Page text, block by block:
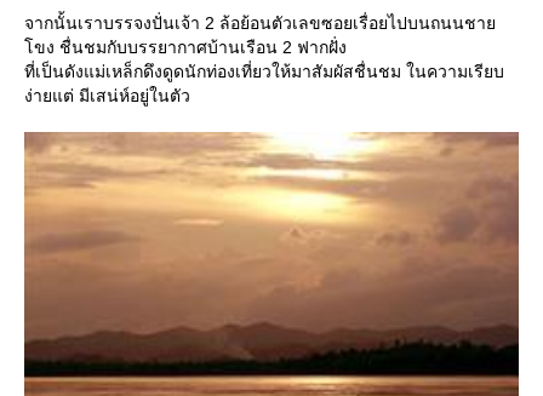
จากนั้นเราบรรจงปั่นเจ้า 2 ล้อย้อนตัวเลขซอยเรื่อยไปบนถนนชา
ขง ชื่นชมกับบรรยากาศบ้านเรือน 2 ฟากฝั่ง
ที่เป็นดังแม่เหล็กดึงดูดนักท่องเที่ยวให้มาสัมผัสชื่นชม ในความเรียบ
ง่ายแต่ มีเสน่ห์อยู่ในตัว